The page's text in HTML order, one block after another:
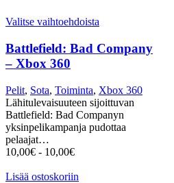
Valitse vaihtoehdoista
Battlefield: Bad Company
– Xbox 360
Pelit, Sota, Toiminta, Xbox 360
Lähitulevaisuuteen sijoittuvan
Battlefield: Bad Companyn
yksinpelikampanja pudottaa
pelaajat…
10,00€ - 10,00€
Lisää ostoskoriin